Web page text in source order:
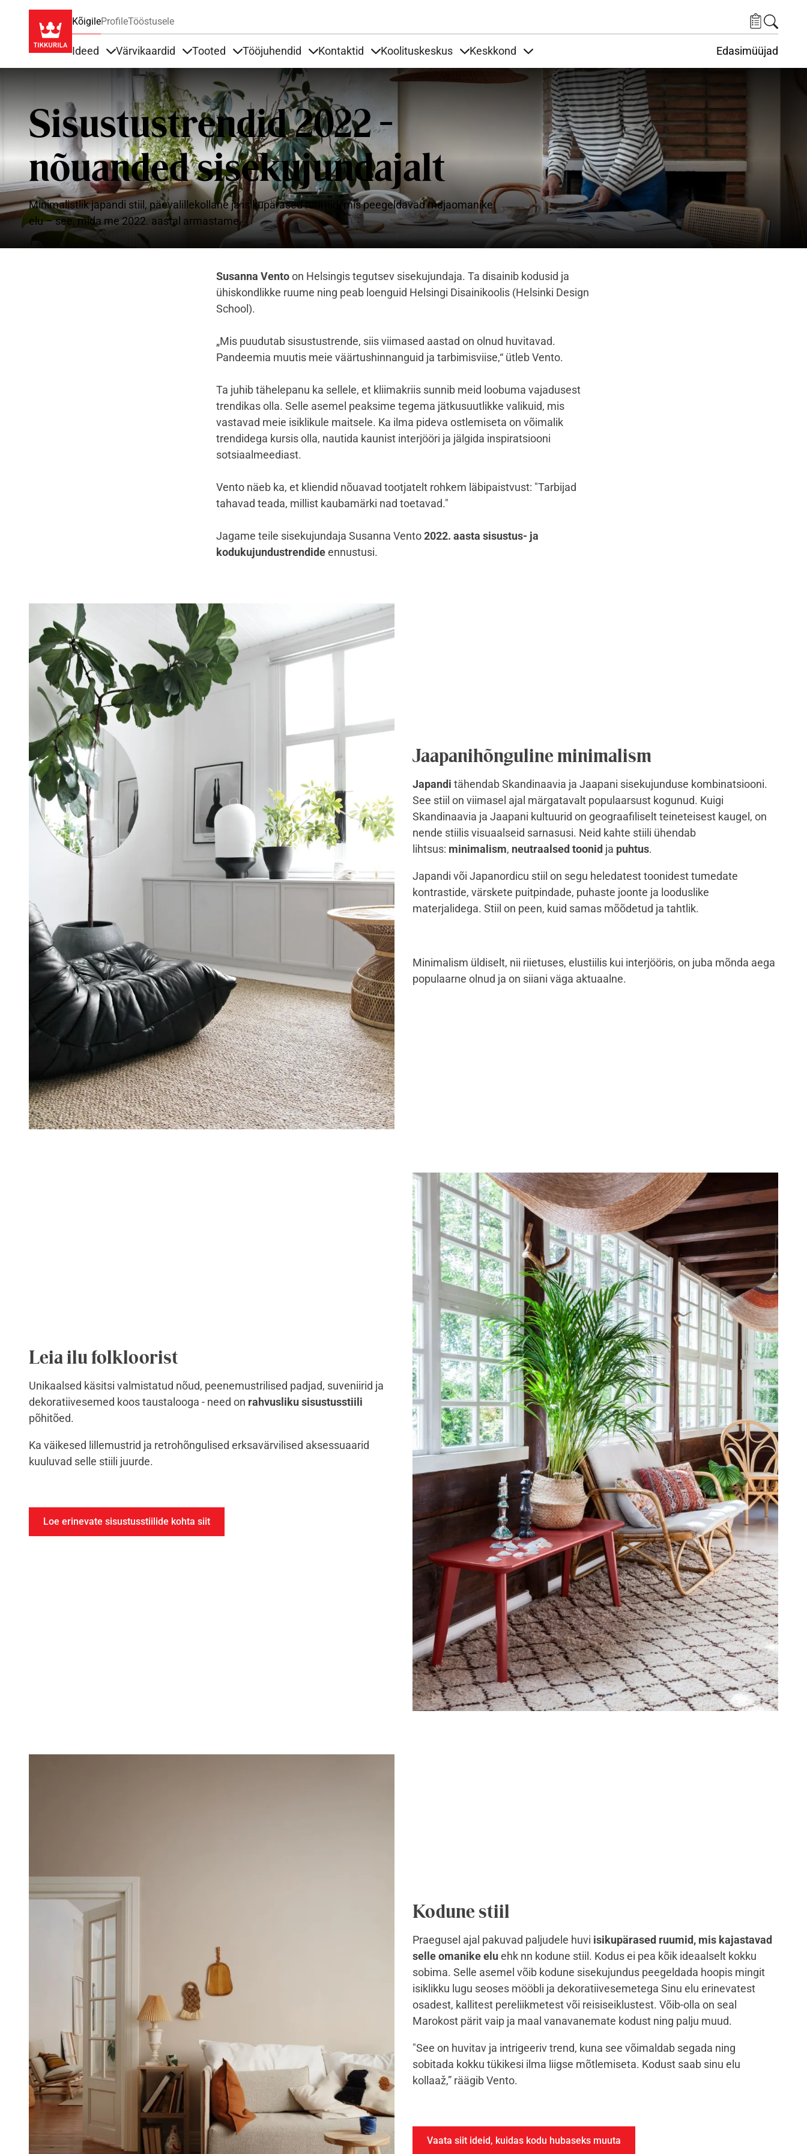
KõigileProfileTööstusele
Ideed Värvikaardid Tooted Tööjuhendid Kontaktid Koolituskeskus Keskkond Edasimüüjad
Sisustustrendid 2022 -
nõuanded sisekujundajalt
Minimalistlik japandi stiil, päevalillekollane ja isikupärased ruumid, mis peegeldavad majaomanike
elu – see, mida me 2022. aastal armastame.
Susanna Ventoon Helsingis tegutsev sisekujundaja. Ta disainib kodusid ja
ühiskondlikke ruume ning peab loenguid Helsingi Disainikoolis (Helsinki Design
School).
„Mis puudutab sisustustrende, siis viimased aastad on olnud huvitavad.
Pandeemia muutis meie väärtushinnanguid ja tarbimisviise,“ ütleb Vento.
Ta juhib tähelepanu ka sellele, et kliimakriis sunnib meid loobuma vajadusest
trendikas olla. Selle asemel peaksime tegema jätkusuutlikke valikuid, mis
vastavad meie isiklikule maitsele. Ka ilma pideva ostlemiseta on võimalik
trendidega kursis olla, nautida kaunist interjööri ja jälgida inspiratsiooni
sotsiaalmeediast.
Vento näeb ka, et kliendid nõuavad tootjatelt rohkem läbipaistvust: "Tarbijad
tahavad teada, millist kaubamärki nad toetavad."
Jagame teile sisekujundaja Susanna Vento2022. aasta sisustus- ja
kodukujundustrendideennustusi.
Jaapanihõnguline minimalism
Japandi tähendab Skandinaavia ja Jaapani sisekujunduse kombinatsiooni.
See stiil on viimasel ajal märgatavalt populaarsust kogunud. Kuigi
Skandinaavia ja Jaapani kultuurid on geograafiliselt teineteisest kaugel, on
nende stiilis visuaalseid sarnasusi. Neid kahte stiili ühendab
lihtsus: minimalism, neutraalsed toonid ja puhtus.
Japandi või Japanordicu stiil on segu heledatest toonidest tumedate
kontrastide, värskete puitpindade, puhaste joonte ja looduslike
materjalidega. Stiil on peen, kuid samas mõõdetud ja tahtlik.
Minimalism üldiselt, nii riietuses, elustiilis kui interjööris, on juba mõnda aega
populaarne olnud ja on siiani väga aktuaalne.
Leia ilu folkloorist
Unikaalsed käsitsi valmistatud nõud, peenemustrilised padjad, suveniirid ja
dekoratiivesemed koos taustalooga - need on rahvusliku sisustusstiili
põhitõed.
Ka väikesed lillemustrid ja retrohõngulised erksavärvilised aksessuaarid
kuuluvad selle stiili juurde.
Loe erinevate sisustusstiilide kohta siit
Kodune stiil
Praegusel ajal pakuvad paljudele huvi isikupärased ruumid, mis kajastavad
selle omanike eluehk nn kodune stiil. Kodus ei pea kõik ideaalselt kokku
sobima. Selle asemel võib kodune sisekujundus peegeldada hoopis mingit
isiklikku lugu seoses mööbli ja dekoratiivesemetega Sinu elu erinevatest
osadest, kallitest pereliikmetest või reisiseiklustest. Võib-olla on seal
Marokost pärit vaip ja maal vanavanemate kodust ning palju muud.
"See on huvitav ja intrigeeriv trend, kuna see võimaldab segada ning
sobitada kokku tükikesi ilma liigse mõtlemiseta. Kodust saab sinu elu
kollaaž,” räägib Vento.
Vaata siit ideid, kuidas kodu hubaseks muuta